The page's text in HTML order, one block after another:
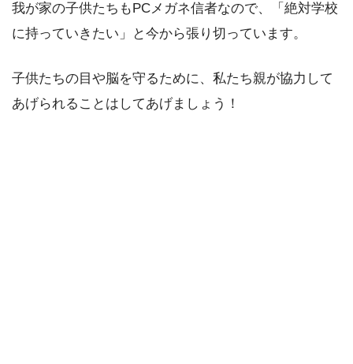
我が家の子供たちもPCメガネ信者なので、「絶対学校
に持っていきたい」と今から張り切っています。
子供たちの目や脳を守るために、私たち親が協力して
あげられることはしてあげましょう！